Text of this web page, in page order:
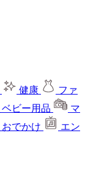
健康
ファ
ベビー用品
マ
おでかけ
エン